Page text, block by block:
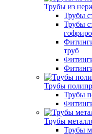
Трубы из
Трубы
Трубы
труб
Трубы
Трубы
Трубы
Трубы